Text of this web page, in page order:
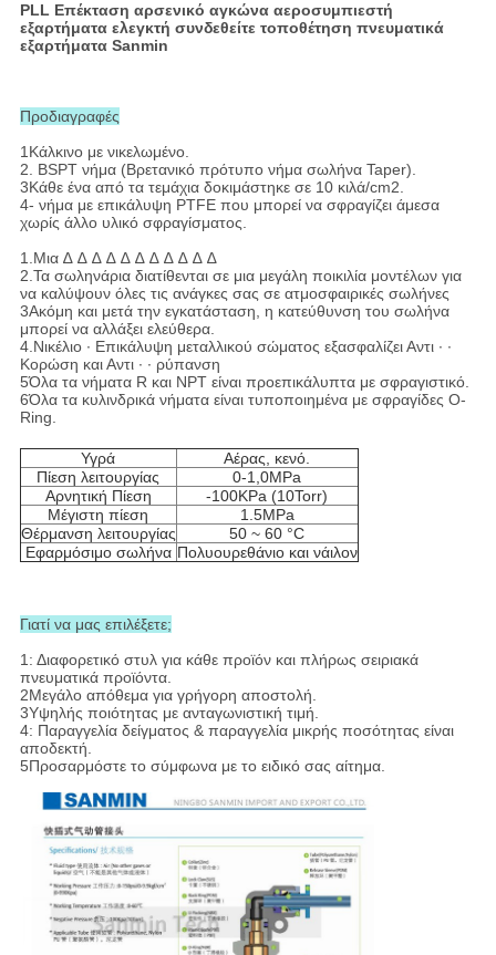
PLL Επέκταση αρσενικό αγκώνα αεροσυμπιεστή
εξαρτήματα ελεγκτή συνδεθείτε τοποθέτηση πνευματικά
εξαρτήματα Sanmin
Προδιαγραφές
1Κάλκινο με νικελωμένο.
2. BSPT νήμα (Βρετανικό πρότυπο νήμα σωλήνα Taper).
3Κάθε ένα από τα τεμάχια δοκιμάστηκε σε 10 κιλά/cm2.
4- νήμα με επικάλυψη PTFE που μπορεί να σφραγίζει άμεσα
χωρίς άλλο υλικό σφραγίσματος.
1.Μια ∆ ∆ ∆ ∆ ∆ ∆ ∆ ∆ ∆ ∆ ∆
2.Τα σωληνάρια διατίθενται σε μια μεγάλη ποικιλία μοντέλων για
να καλύψουν όλες τις ανάγκες σας σε ατμοσφαιρικές σωλήνες
3Ακόμη και μετά την εγκατάσταση, η κατεύθυνση του σωλήνα
μπορεί να αλλάξει ελεύθερα.
4.Νικέλιο ∙ Επικάλυψη μεταλλικού σώματος εξασφαλίζει Αντι ∙ ∙
Κορώση και Αντι ∙ ∙ ρύπανση
5Όλα τα νήματα R και NPT είναι προεπικάλυπτα με σφραγιστικό.
6Όλα τα κυλινδρικά νήματα είναι τυποποιημένα με σφραγίδες O-
Ring.
Υγρά
Αέρας, κενό.
Πίεση λειτουργίας
0-1,0MPa
Αρνητική Πίεση
-100KPa (10Torr)
Μέγιστη πίεση
1.5MPa
Θέρμανση λειτουργίας
50 ~ 60 °C
Εφαρμόσιμο σωλήνα Πολυουρεθάνιο και νάιλον
Γιατί να μας επιλέξετε;
1: Διαφορετικό στυλ για κάθε προϊόν και πλήρως σειριακά
πνευματικά προϊόντα.
2Μεγάλο απόθεμα για γρήγορη αποστολή.
3Υψηλής ποιότητας με ανταγωνιστική τιμή.
4: Παραγγελία δείγματος & παραγγελία μικρής ποσότητας είναι
αποδεκτή.
5Προσαρμόστε το σύμφωνα με το ειδικό σας αίτημα.